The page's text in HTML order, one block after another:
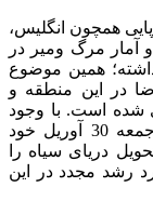
همچون انگلیس،
آمار مرگ ومیر در
همین موضوع
در این منطقه و
شده است. با وجود
این موسسه فست مارکت در گزارش روز جمعه 30 آوریل خود
دریای سیاه را
رشد مجدد در این